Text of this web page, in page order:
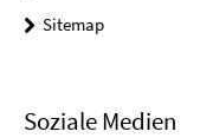
Sitemap
Soziale Medien